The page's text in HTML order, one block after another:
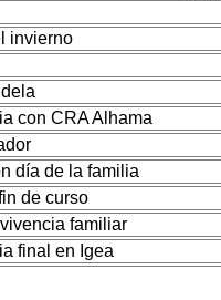
invierno
con CRA Alhama
día de la familia
de curso
familiar
final en Igea